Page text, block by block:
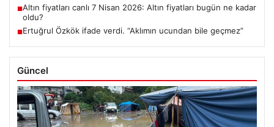
■Altın fiyatları canlı 7 Nisan 2026: Altın fiyatları bugün ne kadar
oldu?
■Ertuğrul Özkök ifade verdi. “Aklımın ucundan bile geçmez”
Güncel